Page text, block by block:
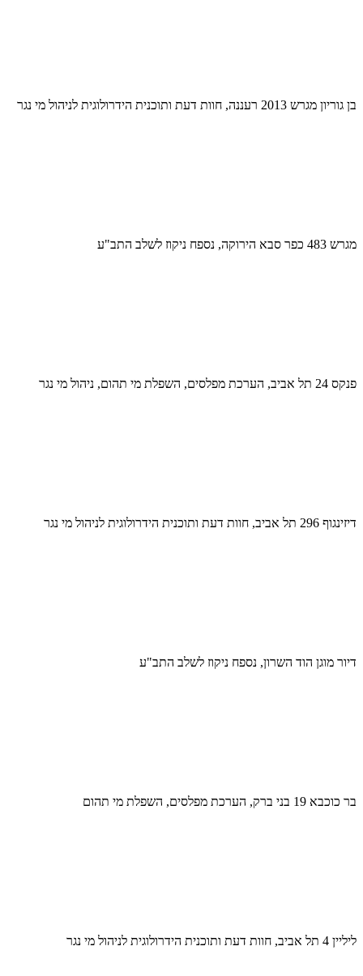
בן גוריון מגרש 2013 רעננה, חוות דעת ותוכנית הידרולוגית לניהול מי נגר
מגרש 483 כפר סבא הירוקה, נספח ניקוז לשלב התב"ע
פנקס 24 תל אביב, הערכת מפלסים, השפלת מי תהום, ניהול מי נגר
דיזינגוף 296 תל אביב, חוות דעת ותוכנית הידרולוגית לניהול מי נגר
דיור מוגן הוד השרון, נספח ניקוז לשלב התב"ע
בר כוכבא 19 בני ברק, הערכת מפלסים, השפלת מי תהום
ליליין 4 תל אביב, חוות דעת ותוכנית הידרולוגית לניהול מי נגר